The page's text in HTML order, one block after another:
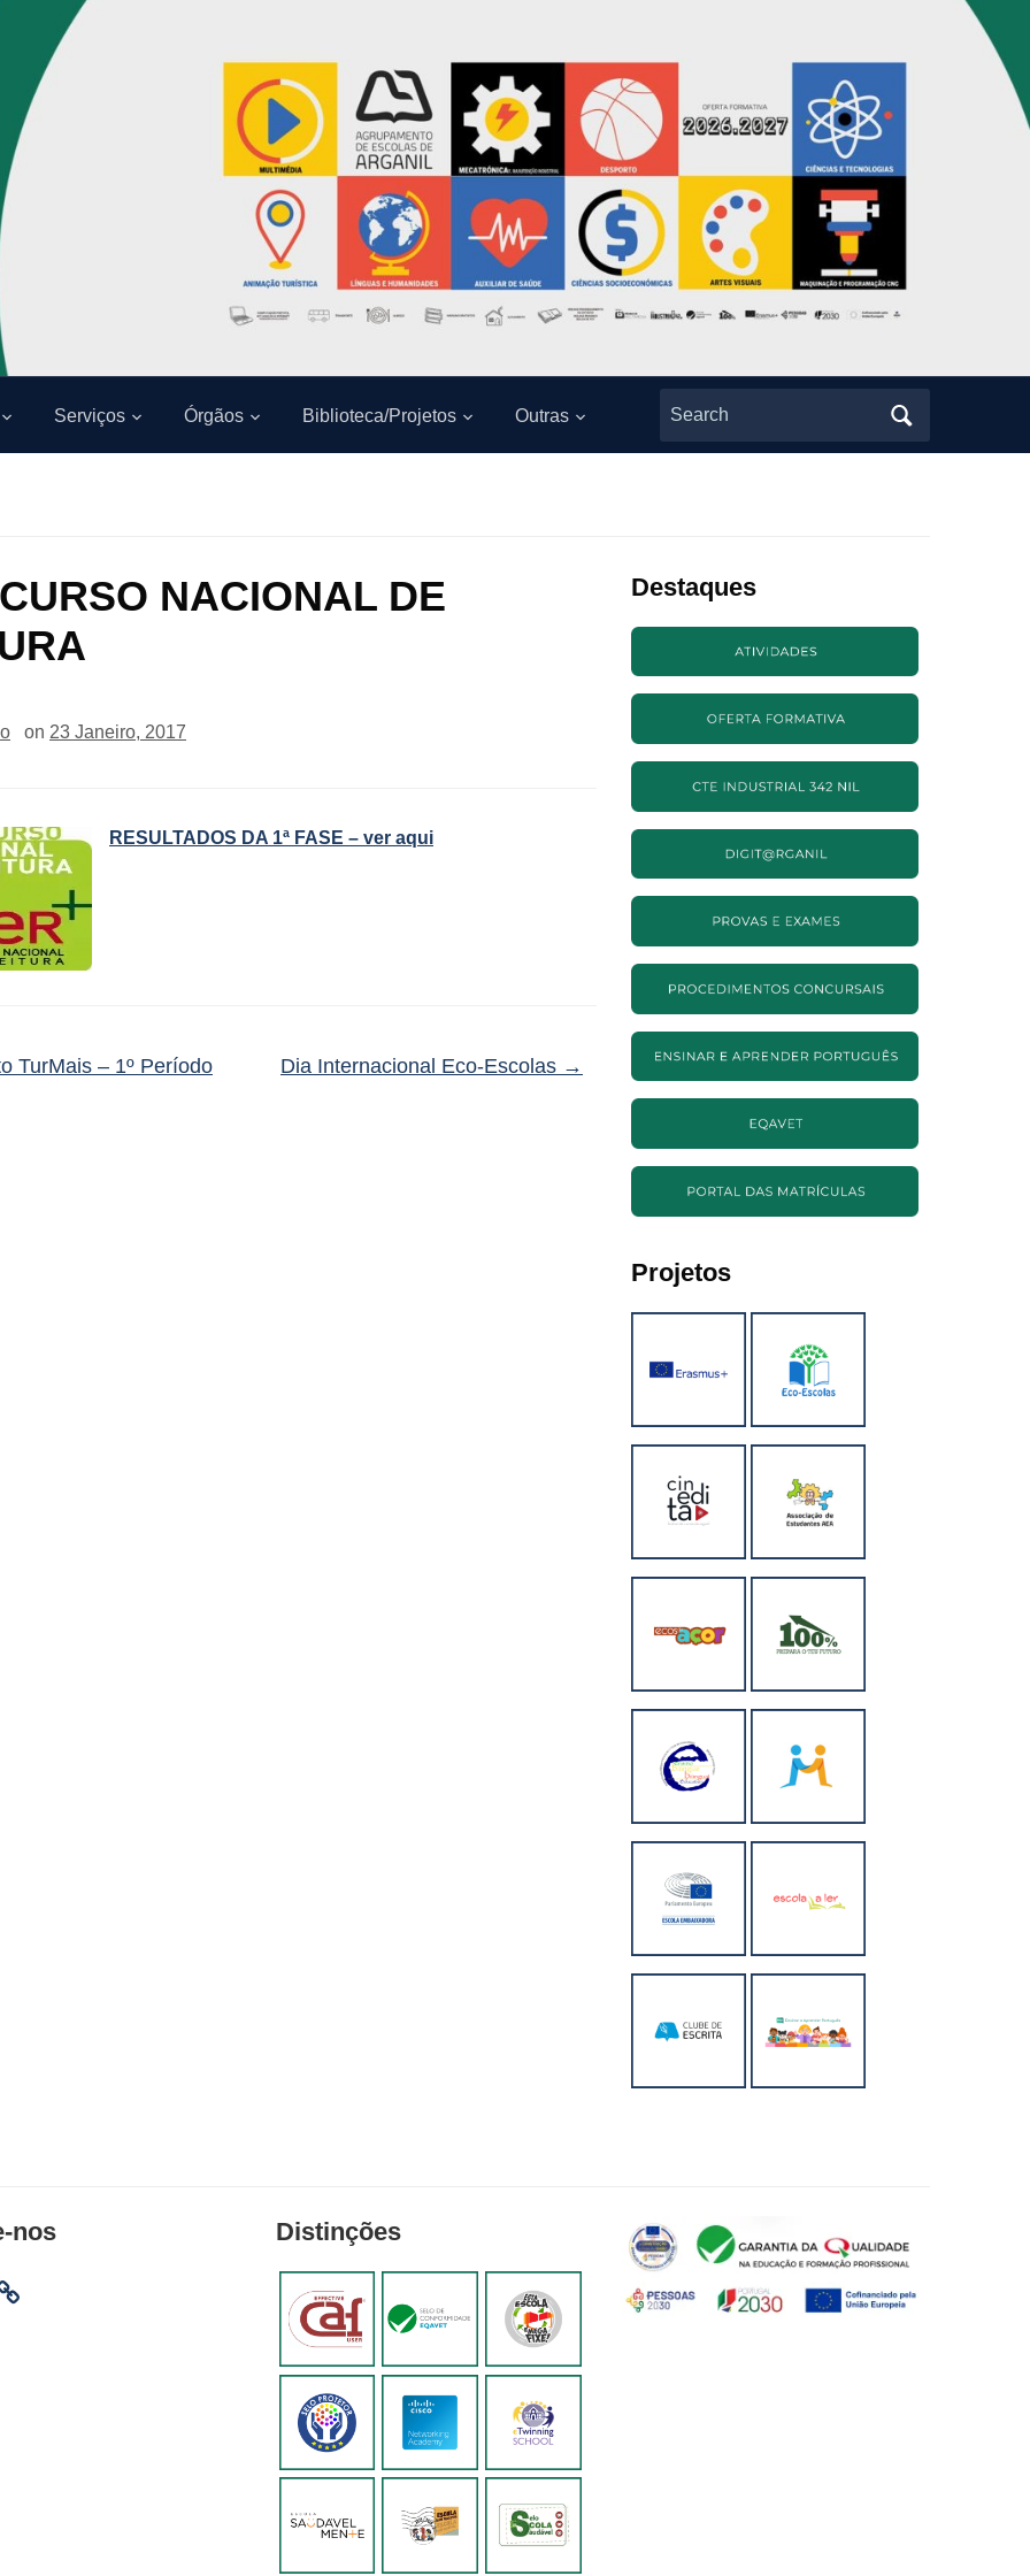
Serviços Órgãos Biblioteca/Projetos Outras
Search
for:
NACIONAL DE
on 23 Janeiro, 2017
RESULTADOS DA 1ª FASE – ver aqui
TurMais – 1º Período Dia Internacional Eco-Escolas →
Destaques
Projetos
nos Distinções